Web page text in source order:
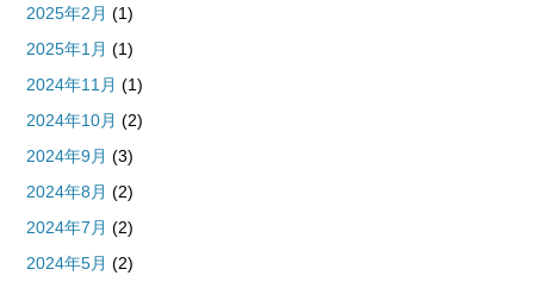
2025年2月 (1)
2025年1月 (1)
2024年11月 (1)
2024年10月 (2)
2024年9月 (3)
2024年8月 (2)
2024年7月 (2)
2024年5月 (2)